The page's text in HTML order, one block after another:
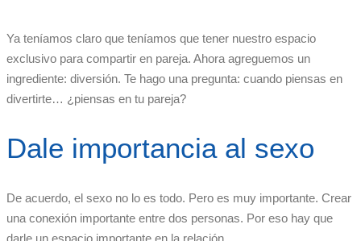
Ya teníamos claro que teníamos que tener nuestro espacio
exclusivo para compartir en pareja. Ahora agreguemos un
ingrediente: diversión. Te hago una pregunta: cuando piensas en
divertirte… ¿piensas en tu pareja?
Dale importancia al sexo
De acuerdo, el sexo no lo es todo. Pero es muy importante. Crear
una conexión importante entre dos personas. Por eso hay que
darle un espacio importante en la relación.